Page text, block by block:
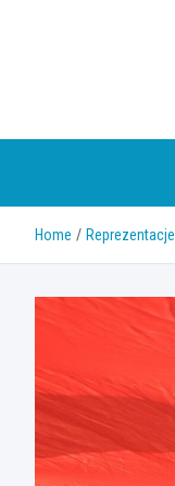
Home Reprezentacje